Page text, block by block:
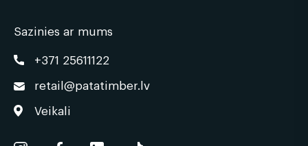
Sazinies ar mums
+371 25611122
retail@patatimber.lv
Veikali